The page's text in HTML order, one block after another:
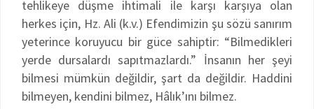
tehlikeye düşme ihtimali ile karşı karşıya olan
herkes için, Hz. Ali (k.v.) Efendimizin şu sözü sanırım
yeterince koruyucu bir güce sahiptir: “Bilmedikleri
yerde dursalardı sapıtmazlardı.” İnsanın her şeyi
bilmesi mümkün değildir, şart da değildir. Haddini
bilmeyen, kendini bilmez, Hâlık’ını bilmez.